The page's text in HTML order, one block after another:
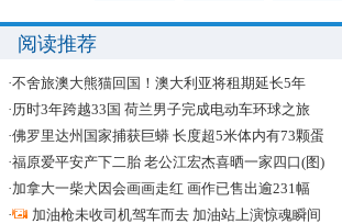
阅读推荐
·不舍旅澳大熊猫回国！澳大利亚将租期延长5年
·历时3年跨越33国 荷兰男子完成电动车环球之旅
·佛罗里达州国家捕获巨蟒 长度超5米体内有73颗蛋
·福原爱平安产下二胎 老公江宏杰喜晒一家四口(图)
·加拿大一柴犬因会画画走红 画作已售出逾231幅
·
加油枪未收司机驾车而去 加油站上演惊魂瞬间